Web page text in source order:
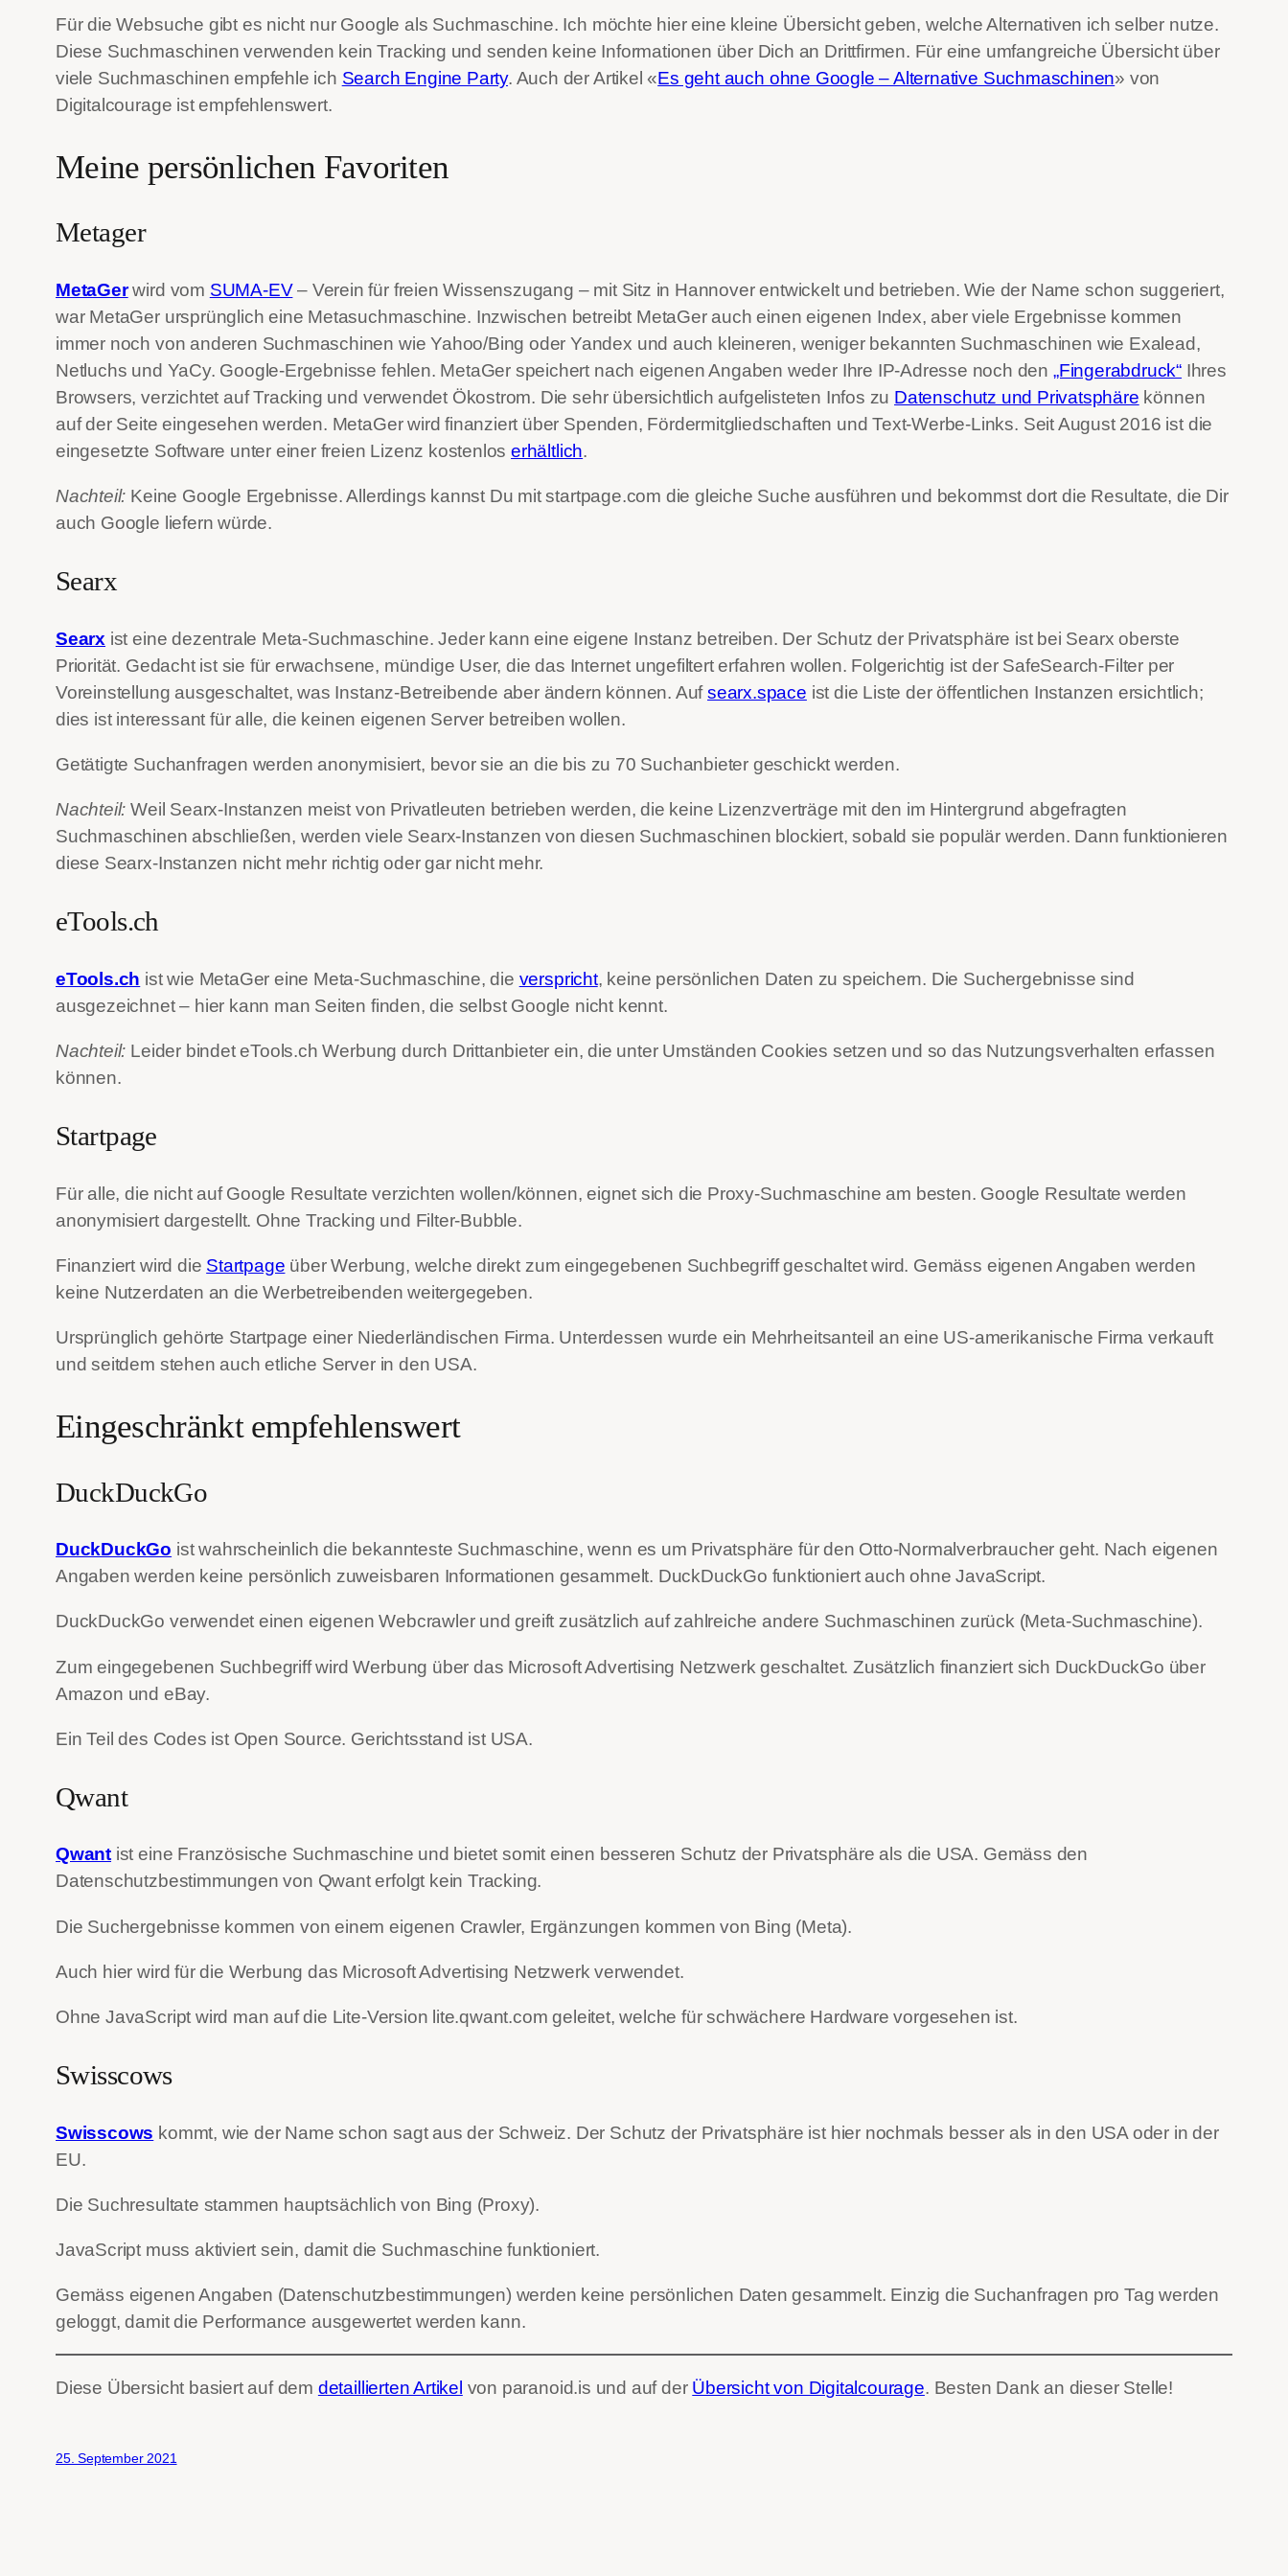
Für die Websuche gibt es nicht nur Google als Suchmaschine. Ich möchte hier eine kleine Übersicht geben, welche Alternativen ich selber nutze.
Diese Suchmaschinen verwenden kein Tracking und senden keine Informationen über Dich an Drittfirmen. Für eine umfangreiche Übersicht über
viele Suchmaschinen empfehle ich Search Engine Party. Auch der Artikel «Es geht auch ohne Google – Alternative Suchmaschinen» von
Digitalcourage ist empfehlenswert.
Meine persönlichen Favoriten
Metager
MetaGerwird vom SUMA-EV– Verein für freien Wissenszugang – mit Sitz in Hannover entwickelt und betrieben. Wie der Name schon suggeriert,
war MetaGer ursprünglich eine Metasuchmaschine. Inzwischen betreibt MetaGer auch einen eigenen Index, aber viele Ergebnisse kommen
immer noch von anderen Suchmaschinen wie Yahoo/Bing oder Yandex und auch kleineren, weniger bekannten Suchmaschinen wie Exalead,
Netluchs und YaCy. Google-Ergebnisse fehlen. MetaGer speichert nach eigenen Angaben weder Ihre IP-Adresse noch den „Fingerabdruck“ Ihres
Browsers, verzichtet auf Tracking und verwendet Ökostrom. Die sehr übersichtlich aufgelisteten Infos zu Datenschutz und Privatsphäre können
auf der Seite eingesehen werden. MetaGer wird finanziert über Spenden, Fördermitgliedschaften und Text-Werbe-Links. Seit August 2016 ist die
eingesetzte Software unter einer freien Lizenz kostenloserhältlich.
Nachteil: Keine Google Ergebnisse. Allerdings kannst Du mit startpage.com die gleiche Suche ausführen und bekommst dort die Resultate, die Dir
auch Google liefern würde.
Searx
Searx ist eine dezentrale Meta-Suchmaschine. Jeder kann eine eigene Instanz betreiben. Der Schutz der Privatsphäre ist bei Searx oberste
Priorität. Gedacht ist sie für erwachsene, mündige User, die das Internet ungefiltert erfahren wollen. Folgerichtig ist der SafeSearch-Filter per
Voreinstellung ausgeschaltet, was Instanz-Betreibende aber ändern können. Aufsearx.space ist die Liste der öffentlichen Instanzen ersichtlich;
dies ist interessant für alle, die keinen eigenen Server betreiben wollen.
Getätigte Suchanfragen werden anonymisiert, bevor sie an die bis zu 70 Suchanbieter geschickt werden.
Nachteil: Weil Searx-Instanzen meist von Privatleuten betrieben werden, die keine Lizenzverträge mit den im Hintergrund abgefragten
Suchmaschinen abschließen, werden viele Searx-Instanzen von diesen Suchmaschinen blockiert, sobald sie populär werden. Dann funktionieren
diese Searx-Instanzen nicht mehr richtig oder gar nicht mehr.
eTools.ch
eTools.ch ist wie MetaGer eine Meta-Suchmaschine, die verspricht, keine persönlichen Daten zu speichern. Die Suchergebnisse sind
ausgezeichnet – hier kann man Seiten finden, die selbst Google nicht kennt.
Nachteil: Leider bindet eTools.ch Werbung durch Drittanbieter ein, die unter Umständen Cookies setzen und so das Nutzungsverhalten erfassen
können.
Startpage
Für alle, die nicht auf Google Resultate verzichten wollen/können, eignet sich die Proxy-Suchmaschine am besten. Google Resultate werden
anonymisiert dargestellt. Ohne Tracking und Filter-Bubble.
Finanziert wird die Startpage über Werbung, welche direkt zum eingegebenen Suchbegriff geschaltet wird. Gemäss eigenen Angaben werden
keine Nutzerdaten an die Werbetreibenden weitergegeben.
Ursprünglich gehörte Startpage einer Niederländischen Firma. Unterdessen wurde ein Mehrheitsanteil an eine US-amerikanische Firma verkauft
und seitdem stehen auch etliche Server in den USA.
Eingeschränkt empfehlenswert
DuckDuckGo
DuckDuckGo ist wahrscheinlich die bekannteste Suchmaschine, wenn es um Privatsphäre für den Otto-Normalverbraucher geht. Nach eigenen
Angaben werden keine persönlich zuweisbaren Informationen gesammelt. DuckDuckGo funktioniert auch ohne JavaScript.
DuckDuckGo verwendet einen eigenen Webcrawler und greift zusätzlich auf zahlreiche andere Suchmaschinen zurück (Meta-Suchmaschine).
Zum eingegebenen Suchbegriff wird Werbung über das Microsoft Advertising Netzwerk geschaltet. Zusätzlich finanziert sich DuckDuckGo über
Amazon und eBay.
Ein Teil des Codes ist Open Source. Gerichtsstand ist USA.
Qwant
Qwant ist eine Französische Suchmaschine und bietet somit einen besseren Schutz der Privatsphäre als die USA. Gemäss den
Datenschutzbestimmungen von Qwant erfolgt kein Tracking.
Die Suchergebnisse kommen von einem eigenen Crawler, Ergänzungen kommen von Bing (Meta).
Auch hier wird für die Werbung das Microsoft Advertising Netzwerk verwendet.
Ohne JavaScript wird man auf die Lite-Version lite.qwant.com geleitet, welche für schwächere Hardware vorgesehen ist.
Swisscows
Swisscows kommt, wie der Name schon sagt aus der Schweiz. Der Schutz der Privatsphäre ist hier nochmals besser als in den USA oder in der
EU.
Die Suchresultate stammen hauptsächlich von Bing (Proxy).
JavaScript muss aktiviert sein, damit die Suchmaschine funktioniert.
Gemäss eigenen Angaben (Datenschutzbestimmungen) werden keine persönlichen Daten gesammelt. Einzig die Suchanfragen pro Tag werden
geloggt, damit die Performance ausgewertet werden kann.
Diese Übersicht basiert auf dem detaillierten Artikel von paranoid.is und auf der Übersicht von Digitalcourage. Besten Dank an dieser Stelle!
25. September 2021